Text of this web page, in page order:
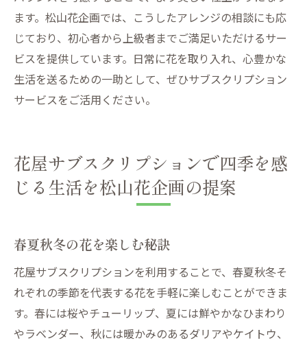
ます。松山花企画では、こうしたアレンジの相談にも応
じており、初心者から上級者までご満足いただけるサー
ビスを提供しています。日常に花を取り入れ、心豊かな
生活を送るための一助として、ぜひサブスクリプション
サービスをご活用ください。
花屋サブスクリプションで四季を感
じる生活を松山花企画の提案
春夏秋冬の花を楽しむ秘訣
花屋サブスクリプションを利用することで、春夏秋冬そ
れぞれの季節を代表する花を手軽に楽しむことができま
す。春には桜やチューリップ、夏には鮮やかなひまわり
やラベンダー、秋には暖かみのあるダリアやケイトウ、